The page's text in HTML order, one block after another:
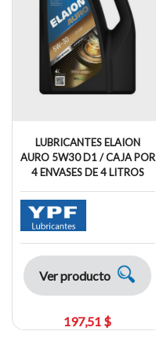
LUBRICANTES ELAION
AURO 5W30 D1 / CAJA POR
4 ENVASES DE 4 LITROS
Ver producto
197,51 $